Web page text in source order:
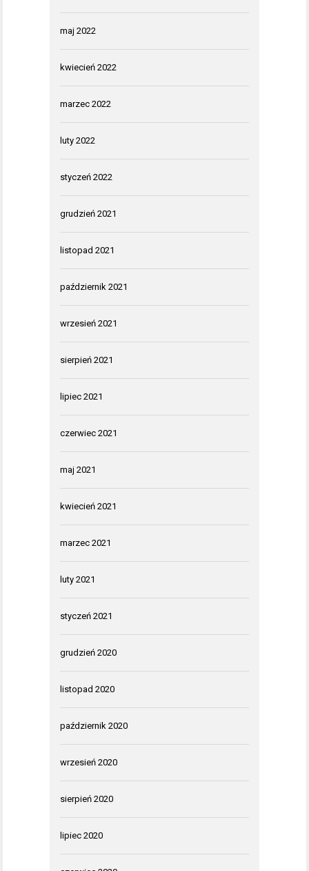
maj 2022
kwiecień 2022
marzec 2022
luty 2022
styczeń 2022
grudzień 2021
listopad 2021
październik 2021
wrzesień 2021
sierpień 2021
lipiec 2021
czerwiec 2021
maj 2021
kwiecień 2021
marzec 2021
luty 2021
styczeń 2021
grudzień 2020
listopad 2020
październik 2020
wrzesień 2020
sierpień 2020
lipiec 2020